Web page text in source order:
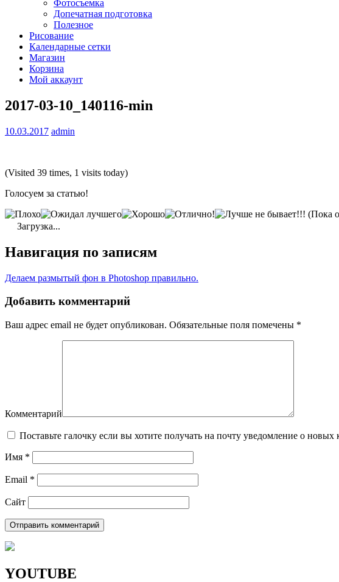
Фотосъемка
Допечатная подготовка
Полезное
Рисование
Календарные сетки
Магазин
Корзина
Мой аккаунт
2017-03-10_140116-min
10.03.2017 admin
(Visited 39 times, 1 visits today)
Голосуем за статью!
(Пока
Загрузка...
Навигация по записям
Делаем размытый фон в Photoshop правильно.
Добавить комментарий
Ваш адрес email не будет опубликован. Обязательные поля помечены *
Комментарий
Поставьте галочку если вы хотите получать на почту уведомление о новых
Имя *
Email *
Сайт
YOUTUBE